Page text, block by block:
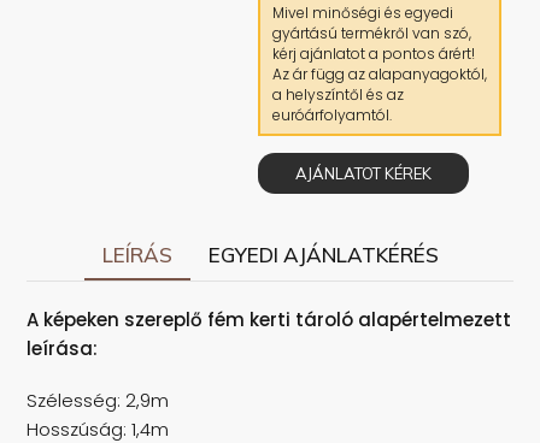
Mivel minőségi és egyedi
gyártású termékről van szó,
kérj ajánlatot a pontos árért!
Az ár függ az alapanyagoktól,
a helyszíntől és az
euróárfolyamtól.
AJÁNLATOT KÉREK
LEÍRÁS EGYEDI AJÁNLATKÉRÉS
A képeken szereplő fém kerti tároló alapértelmezett
leírása:
Szélesség: 2,9m
Hosszúság: 1,4m